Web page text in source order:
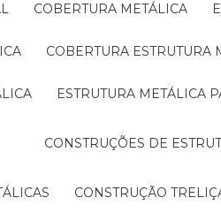
COBERTURA METÁLICA
COBERTURA
ESTRUTURA METÁLICA
CONSTRUÇÕES DE
CONSTRUÇÃO